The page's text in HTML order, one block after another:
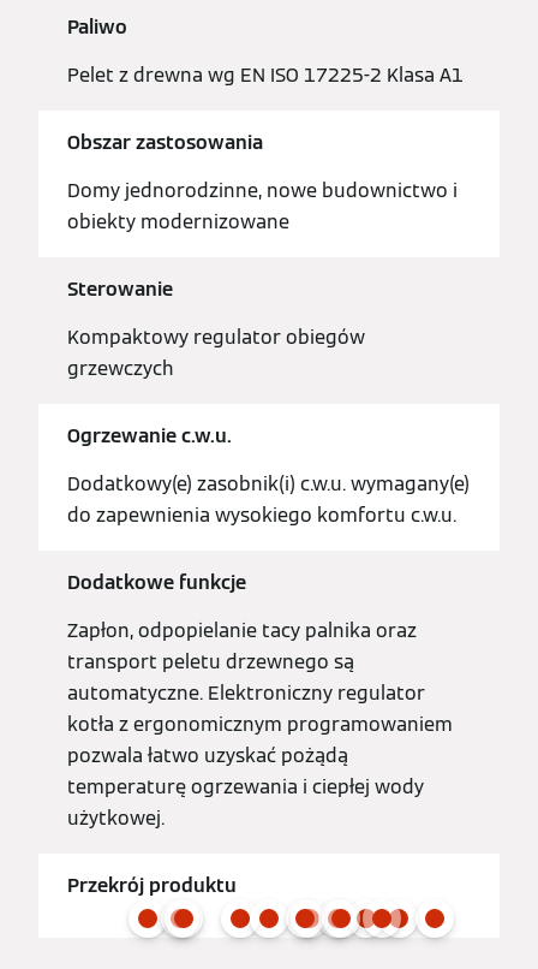
Paliwo
Pelet z drewna wg EN ISO 17225-2 Klasa A1
Obszar zastosowania
Domy jednorodzinne, nowe budownictwo i
obiekty modernizowane
Sterowanie
Kompaktowy regulator obiegów
grzewczych
Ogrzewanie c.w.u.
Dodatkowy(e) zasobnik(i) c.w.u. wymagany(e)
do zapewnienia wysokiego komfortu c.w.u.
Dodatkowe funkcje
Zapłon, odpopielanie tacy palnika oraz
transport peletu drzewnego są
automatyczne. Elektroniczny regulator
kotła z ergonomicznym programowaniem
pozwala łatwo uzyskać pożądą
temperaturę ogrzewania i ciepłej wody
użytkowej.
Przekrój produktu